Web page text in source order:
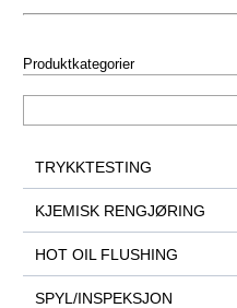
Produktkategorier
TRYKKTESTING
KJEMISK RENGJØRING
HOT OIL FLUSHING
SPYL/INSPEKSJON